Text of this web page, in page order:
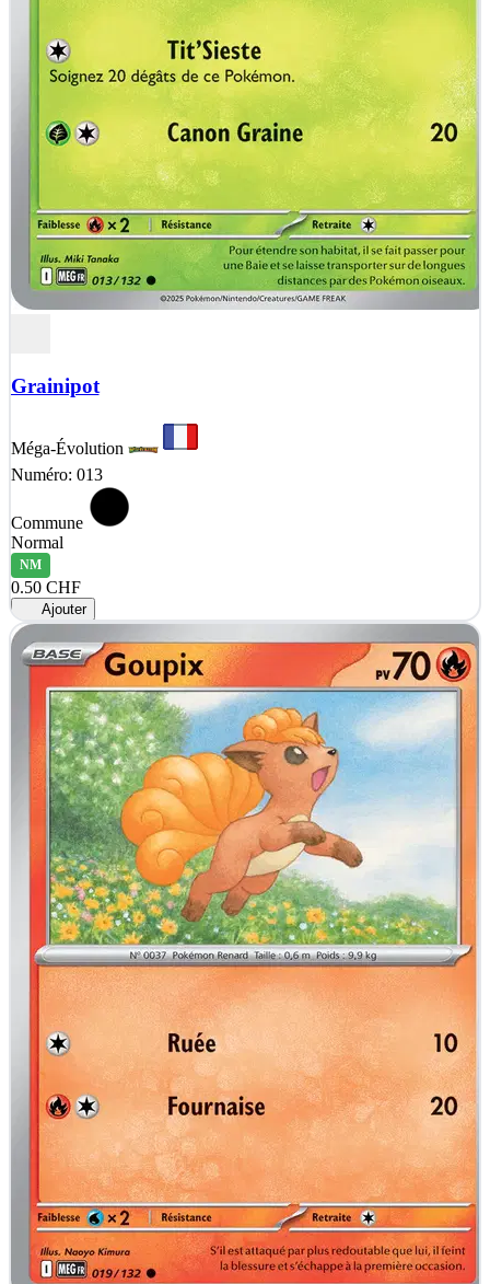
Grainipot
Méga-Évolution
Numéro: 013
Commune
Normal
NM
0.50 CHF
Ajouter